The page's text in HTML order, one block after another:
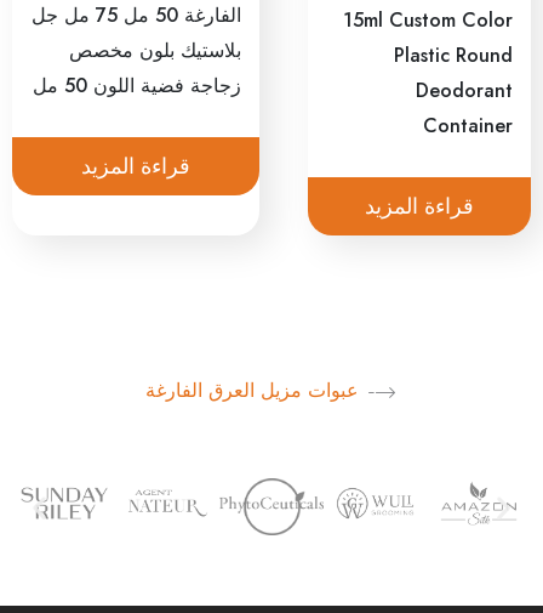
15ml Custom Color
Plastic Round
Deodorant
Container
قراءة المزيد
الفارغة 50 مل 75 مل جل
بلاستيك بلون مخصص
زجاجة فضية اللون 50 مل
قراءة المزيد
عبوات مزيل العرق الفارغة